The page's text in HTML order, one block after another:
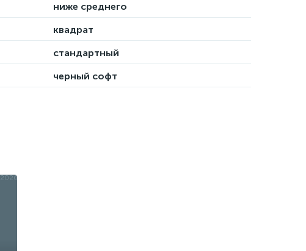
ниже среднего
квадрат
стандартный
черный софт